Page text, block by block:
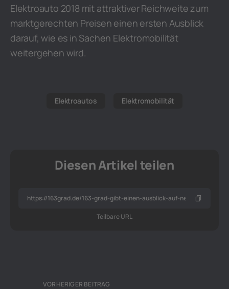
Elektroauto 2018 mit attraktiver Reichweite zum
marktgerechten Preisen einen ersten Ausblick
darauf, wie es in Sachen Elektromobilität
weitergehen wird.
Elektroautos Elektromobilität
Diesen Artikel teilen
Teilbare URL
VORHERIGER BEITRAG